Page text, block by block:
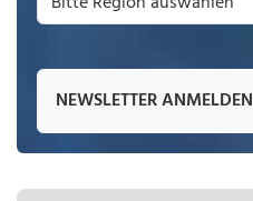
NEWSLETTER ANMELDEN